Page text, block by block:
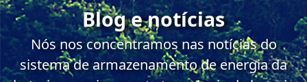
Blog e notícias
Nós nos concentramos nas notícias do
sistema de armazenamento de energia da